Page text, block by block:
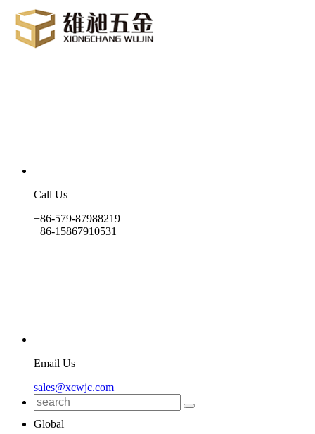
Call Us
+86-579-87988219
+86-15867910531
Email Us
sales@xcwjc.com
Global